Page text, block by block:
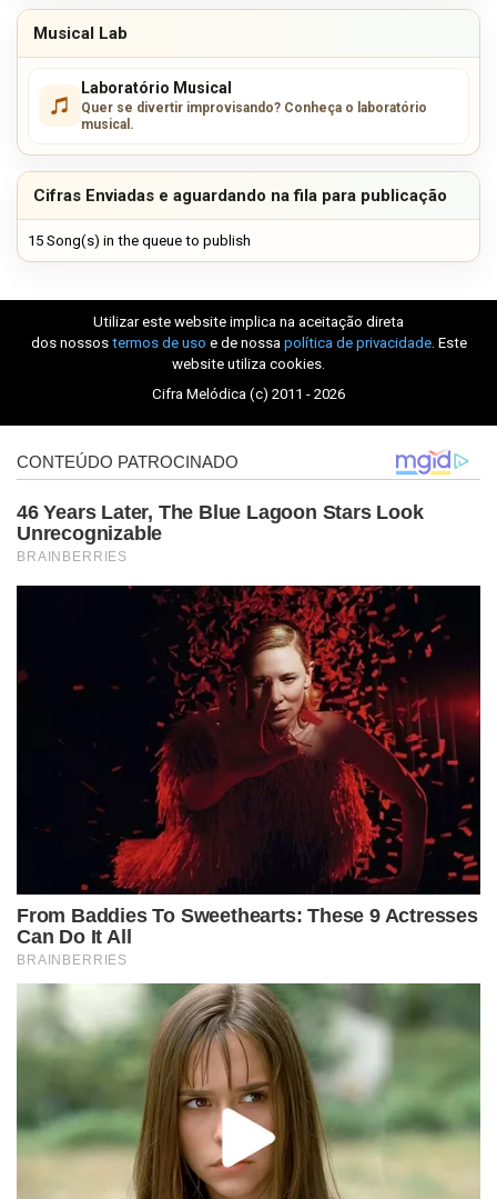
Musical Lab
Laboratório Musical
Quer se divertir improvisando? Conheça o laboratório
musical.
Cifras Enviadas e aguardando na fila para publicação
15 Song(s) in the queue to publish
Utilizar este website implica na aceitação direta
dos nossos termos de uso e de nossa política de privacidade. Este
website utiliza cookies.
Cifra Melódica (c) 2011 - 2026